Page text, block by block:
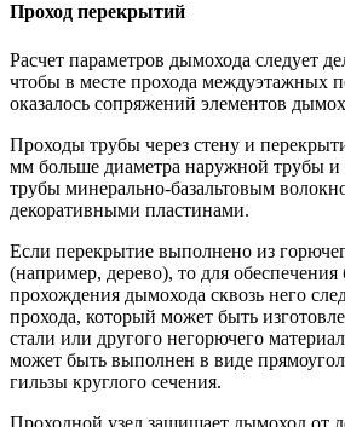
Проход перекрытий
Расчет параметров дымохода следует
чтобы в месте прохода междуэтажных
оказалось сопряжений элементов
Проходы трубы через стену и
мм больше диаметра наружной трубы и
трубы минерально-базальтовым
декоративными пластинами.
Если перекрытие выполнено из
(например, дерево), то для обеспечения
прохождения дымохода сквозь него
прохода, который может быть
стали или другого негорючего
может быть выполнен в виде
гильзы круглого сечения.
Проходной узел защищает дымоход от